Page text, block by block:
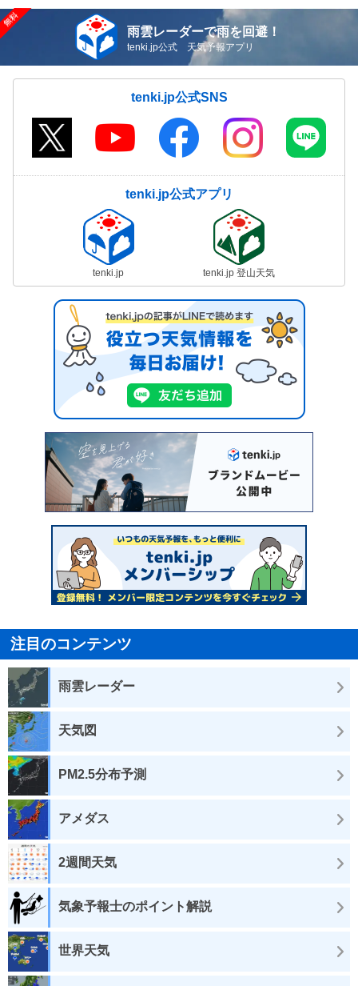
雨雲レーダーで雨を回避！
tenki.jp公式 天気予報アプリ
tenki.jp公式SNS
tenki.jp公式アプリ
tenki.jp tenki.jp 登山天気
注目のコンテンツ
雨雲レーダー
天気図
PM2.5分布予測
アメダス
2週間天気
気象予報士のポイント解説
世界天気